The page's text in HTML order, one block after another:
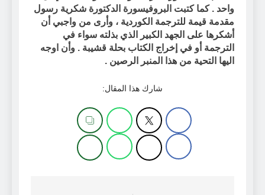
واحد . كما كتبت البروفيسورة الدكتورة شكرية رسول
مقدمة قيمة للترجمة الكوردية ، وأرى من واجبي أن
أشكرها على الجهد الكبير الذي بذلته سواء في
الترجمة أو في إخراج الكتاب بحلة قشيبة . وأن اوجه
اليها التحية من هذا المنبر الرصين .
شارك هذا المقال: